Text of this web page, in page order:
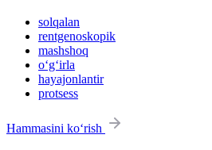
solqalan
rentgenoskopik
mashshoq
o‘g‘irla
hayajonlantir
protsess
Hammasini ko‘rish